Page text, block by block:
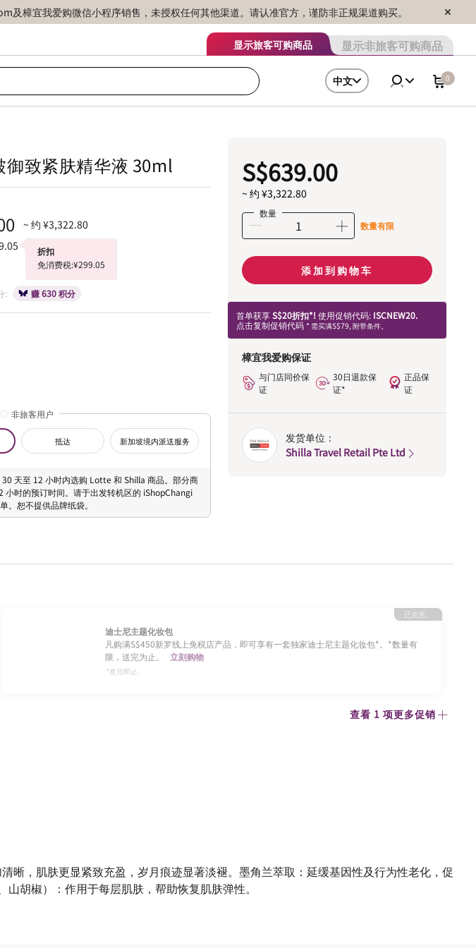
樟宜我爱购微信小程序销售，未授权任何其他渠道。请认准官方，谨防非正规渠道购买。
显示旅客可购商品 显示非旅客可购商品
中文 0
御致紧肤精华液 30ml
~ 约 ¥3,322.80
折扣
免消费税:¥299.05
: 赚 630 积分
非旅客用户
抵达 新加坡境内派送服务
天至 12 小时内选购 Lotte 和 Shilla 商品。部分商
小时的预订时间。请于出发转机区的 iShopChangi
。恕不提供品牌纸袋。
S$639.00
~ 约 ¥3,322.80
数量
数量有限
添加到购物车
首单获享S$20折扣*! 使用促销代码: ISCNEW20.
点击复制促销代码 * 需买满S$79, 附带条件。
樟宜我爱购保证
与门店同价保
证
30日退款保
证*
正品保
证
发货单位：
Shilla Travel Retail Pte Ltd
已兑完。
迪士尼主题化妆包
凡购满S$450新罗线上免税店产品，即可享有一套独家迪士尼主题化妆包*。*数量有
限，送完为止。
立刻购物
*售完即止.
查看 1 项更多促销
，肌肤更显紧致充盈，岁月痕迹显著淡褪。墨角兰萃取：延缓基因性及行为性老化，促
胡椒）：作用于每层肌肤，帮助恢复肌肤弹性。